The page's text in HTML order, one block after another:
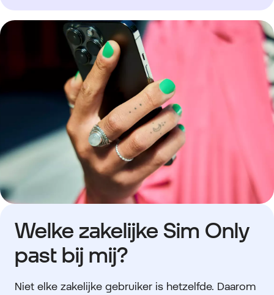
Welke zakelijke Sim Only
past bij mij?
Niet elke zakelijke gebruiker is hetzelfde. Daarom